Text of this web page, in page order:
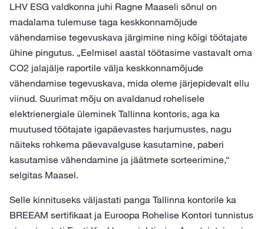
LHV ESG valdkonna juhi Ragne Maaseli sõnul on
madalama tulemuse taga keskkonnamõjude
vähendamise tegevuskava järgimine ning kõigi töötajate
ühine pingutus. „Eelmisel aastal töötasime vastavalt oma
CO2 jalajälje raportile välja keskkonnamõjude
vähendamise tegevuskava, mida oleme järjepidevalt ellu
viinud. Suurimat mõju on avaldanud rohelisele
elektrienergiale üleminek Tallinna kontoris, aga ka
muutused töötajate igapäevastes harjumustes, nagu
näiteks rohkema päevavalguse kasutamine, paberi
kasutamise vähendamine ja jäätmete sorteerimine,“
selgitas Maasel.
Selle kinnituseks väljastati panga Tallinna kontorile ka
BREEAM sertifikaat ja Euroopa Rohelise Kontori tunnistus